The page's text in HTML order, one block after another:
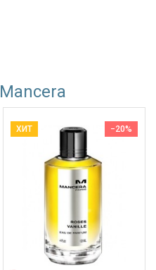
Mancera
−20%
ХИТ